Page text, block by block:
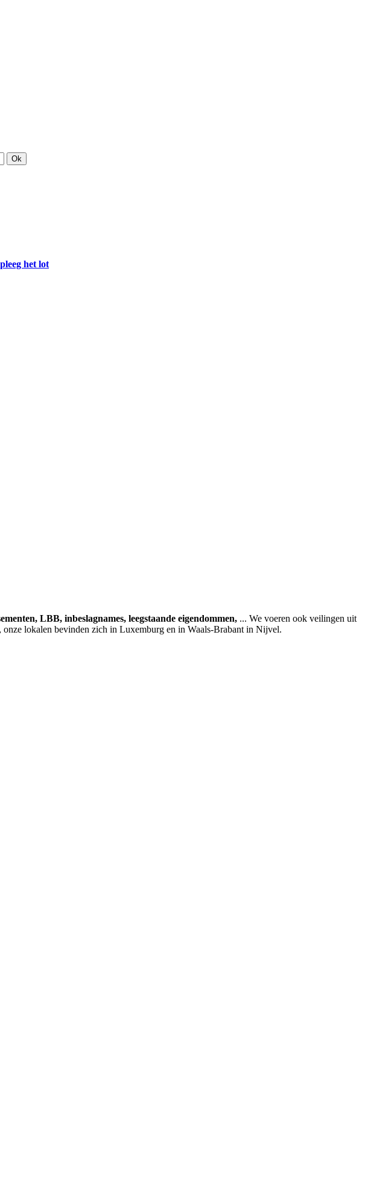
Ok
het lot
LBB, inbeslagnames, leegstaande eigendommen, ... We voeren ook veilingen uit
, onze lokalen bevinden zich in Luxemburg en in Waals-Brabant in Nijvel.